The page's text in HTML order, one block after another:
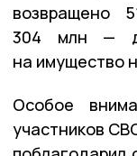
возвращено
304 млн —
на имущество
Особое
участников